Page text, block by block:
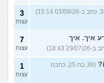
3
עצות
איך. איך
7
עצות
(lili, בת 25, כתבה
1
עצות